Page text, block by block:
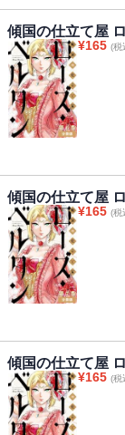
傾国の仕立て屋
¥165 (税
傾国の仕立て屋
¥165 (税
傾国の仕立て屋
¥165 (税